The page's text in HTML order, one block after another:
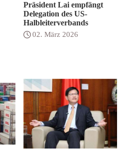
Präsident Lai empfängt
Delegation des US-
Halbleiterverbands
02. März 2026